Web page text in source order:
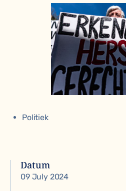
Politiek
Datum
09 July 2024